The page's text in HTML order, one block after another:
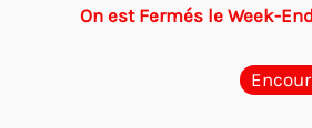
On est Fermés le Week-